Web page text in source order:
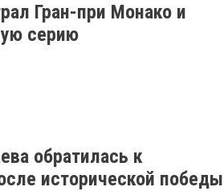
Гран-при Монако и
серию
обратилась к
исторической победы